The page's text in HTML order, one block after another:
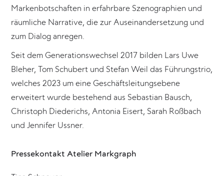
Markenbotschaften in erfahrbare Szenographien und
räumliche Narrative, die zur Auseinandersetzung und
zum Dialog anregen.
Seit dem Generationswechsel 2017 bilden Lars Uwe
Bleher, Tom Schubert und Stefan Weil das Führungstrio,
welches 2023 um eine Geschäftsleitungsebene
erweitert wurde bestehend aus Sebastian Bausch,
Christoph Diederichs, Antonia Eisert, Sarah Roßbach
und Jennifer Ussner.
Pressekontakt Atelier Markgraph